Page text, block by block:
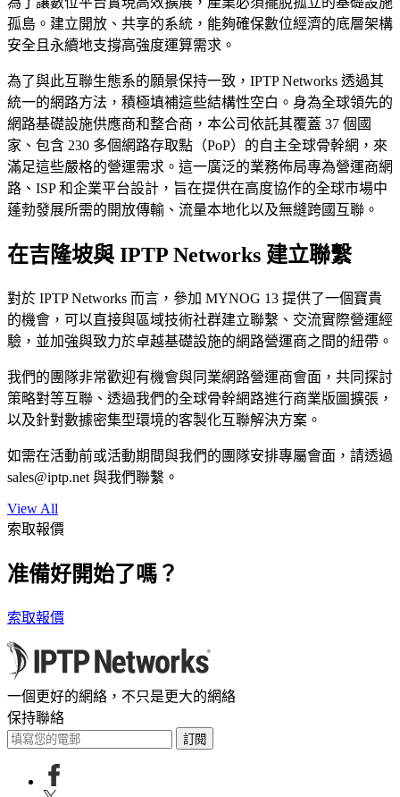
孤島。建立開放、共享的系統，能夠確保數位經濟的底層架構
安全且永續地支撐高強度運算需求。
為了與此互聯生態系的願景保持一致，IPTP Networks 透過其
統一的網路方法，積極填補這些結構性空白。身為全球領先的
網路基礎設施供應商和整合商，本公司依託其覆蓋 37 個國
家、包含 230 多個網路存取點（PoP）的自主全球骨幹網，來
滿足這些嚴格的營運需求。這一廣泛的業務佈局專為營運商網
路、ISP 和企業平台設計，旨在提供在高度協作的全球市場中
蓬勃發展所需的開放傳輸、流量本地化以及無縫跨國互聯。
在吉隆坡與 IPTP Networks 建立聯繫
對於 IPTP Networks 而言，參加 MYNOG 13 提供了一個寶貴
的機會，可以直接與區域技術社群建立聯繫、交流實際營運經
驗，並加強與致力於卓越基礎設施的網路營運商之間的紐帶。
我們的團隊非常歡迎有機會與同業網路營運商會面，共同探討
策略對等互聯、透過我們的全球骨幹網路進行商業版圖擴張，
以及針對數據密集型環境的客製化互聯解決方案。
如需在活動前或活動期間與我們的團隊安排專屬會面，請透過
sales
iptp.net 與我們聯繫。
View All
索取報價
准備好開始了嗎？
索取報價
一個更好的網絡，不只是更大的網絡
保持聯絡
訂閱